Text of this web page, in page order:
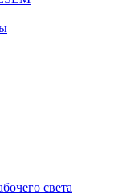
света